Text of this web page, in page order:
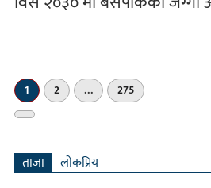
1 2 …
275
अर्को
ताजा लाेकप्रिय